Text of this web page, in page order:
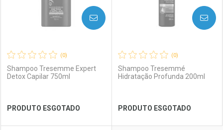
Ver Desconto Convênio Ver Desconto Convênio
(0)
Shampoo Tresemme Expert
Detox Capilar 750ml
PRODUTO ESGOTADO
AVISE-ME
(0)
Shampoo Tresemmé
Hidratação Profunda 200ml
PRODUTO ESGOTADO
AVISE-ME